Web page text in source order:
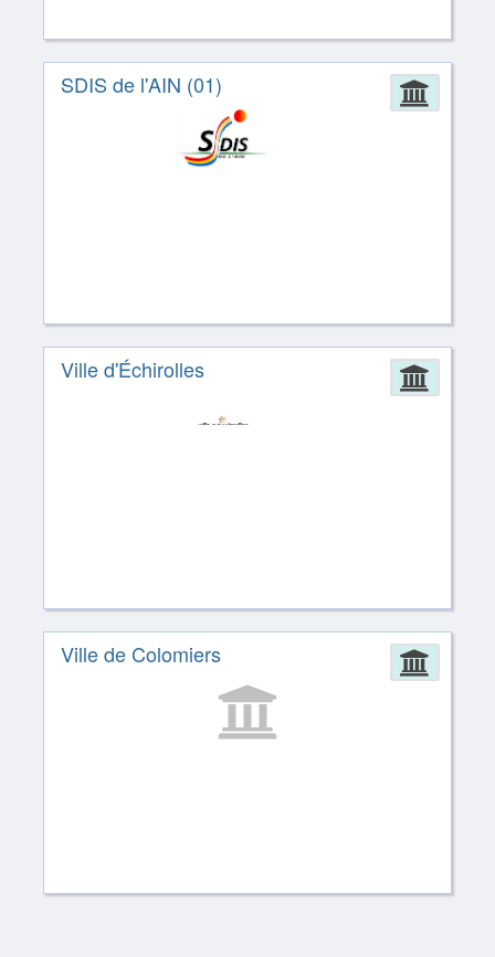
SDIS de l'AIN (01)
Ville d'Échirolles
Ville de Colomiers